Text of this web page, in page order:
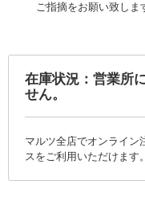
ご指摘をお願い致しま
在庫状況：営業所
せん。
マルツ全店でオンライン
スをご利用いただけます。